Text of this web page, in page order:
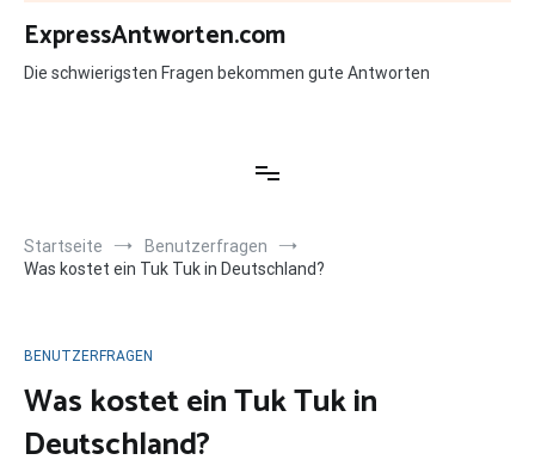
Zum
Inhalt
springen
ExpressAntworten.com
Die schwierigsten Fragen bekommen gute Antworten
Startseite
Benutzerfragen
Was kostet ein Tuk Tuk in Deutschland?
BENUTZERFRAGEN
Was kostet ein Tuk Tuk in
Deutschland?